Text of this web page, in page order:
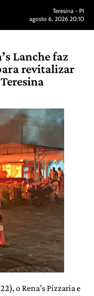
Teresina - PI
agosto 6, 2026 20:10
Lanche faz
revitalizar
o Rena’s Pizzaria e